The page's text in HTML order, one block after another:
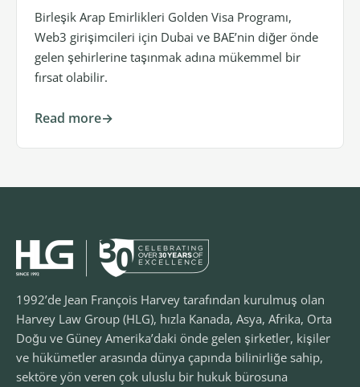
Birleşik Arap Emirlikleri Golden Visa Programı,
Web3 girişimcileri için Dubai ve BAE’nin diğer önde
gelen şehirlerine taşınmak adına mükemmel bir
fırsat olabilir.
Read more
1992’de Jean François Harvey tarafından kurulmuş olan
Harvey Law Group (HLG), hızla Kanada, Asya, Afrika, Orta
Doğu ve Güney Amerika’daki önde gelen şirketler, kişiler
ve hükümetler arasında dünya çapında bilinirliğe sahip,
sektöre yön veren çok uluslu bir hukuk bürosuna